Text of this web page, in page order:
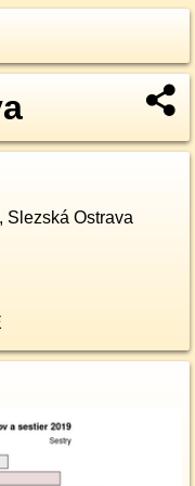
Slezská Ostrava